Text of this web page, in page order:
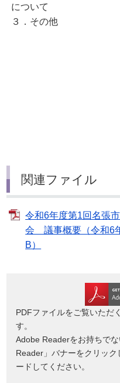
について
３．その他
関連ファイル
令和6年度第1回名張
会 議事概要（令和6
B）
PDFファイルをご覧いただ
す。
Adobe Readerをお持ちで
Reader」バナーをクリッ
ードしてください。